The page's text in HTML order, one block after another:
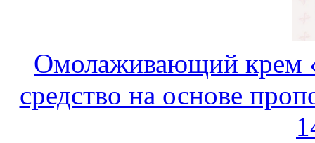
Омолаживающий крем
средство на основе